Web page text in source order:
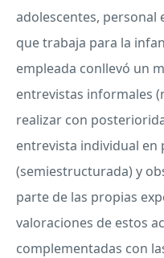
adolescentes, personal
que trabaja para la
empleada conllevó un
entrevistas informales
realizar con
entrevista individual en
(semiestructurada) y
parte de las propias
valoraciones de estos
complementadas con